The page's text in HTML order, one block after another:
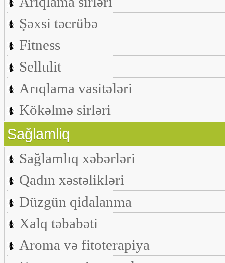
Şəxsi təcrübə
Fitness
Sellulit
Arıqlama vasitələri
Kökəlmə sirləri
Sağlamliq
Sağlamlıq xəbərləri
Qadın xəstəlikləri
Düzgün qidalanma
Xalq təbabəti
Aroma və fitoterapiya